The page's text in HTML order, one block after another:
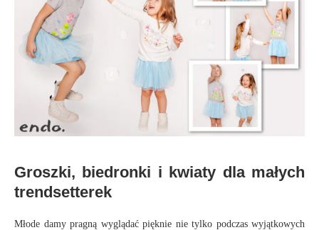
Groszki, biedronki i kwiaty dla małych
trendsetterek
Młode damy pragną wyglądać pięknie nie tylko podczas wyjątkowych